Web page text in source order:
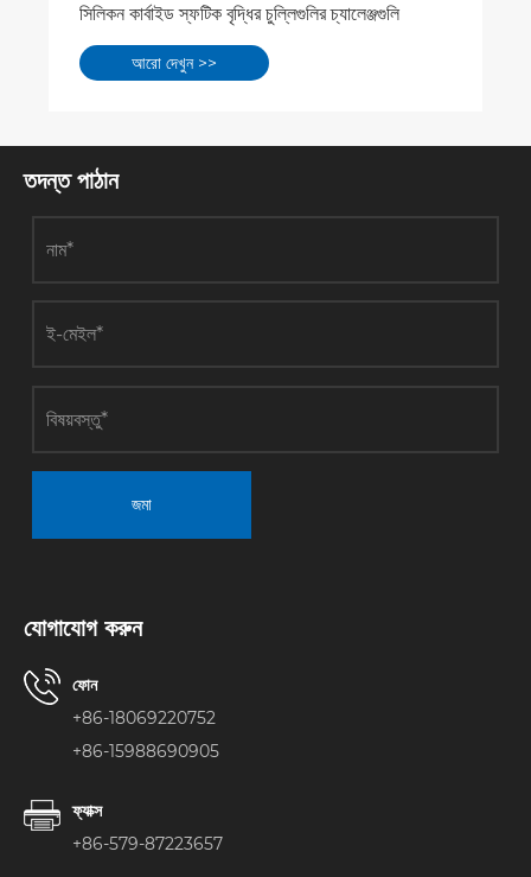
তদন্ত পাঠান
জমা
যোগাযোগ করুন
ফোন
+86-18069220752
+86-15988690905
ফ্যাক্স
+86-579-87223657